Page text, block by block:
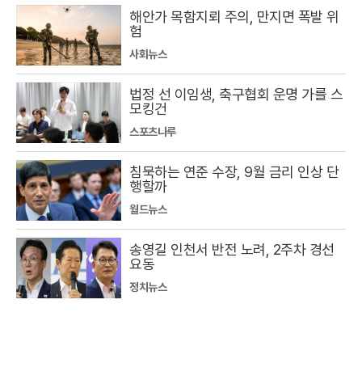
해안가 목함지뢰 주의, 만지면 폭발 위
험
사회뉴스
법정 선 이임생, 축구협회 운명 가를 스
모킹건
스포츠나루
침묵하는 연준 수장, 9월 금리 인상 단
행할까
월드뉴스
송영길 인천서 반전 노려, 2주차 경선
요동
정치뉴스